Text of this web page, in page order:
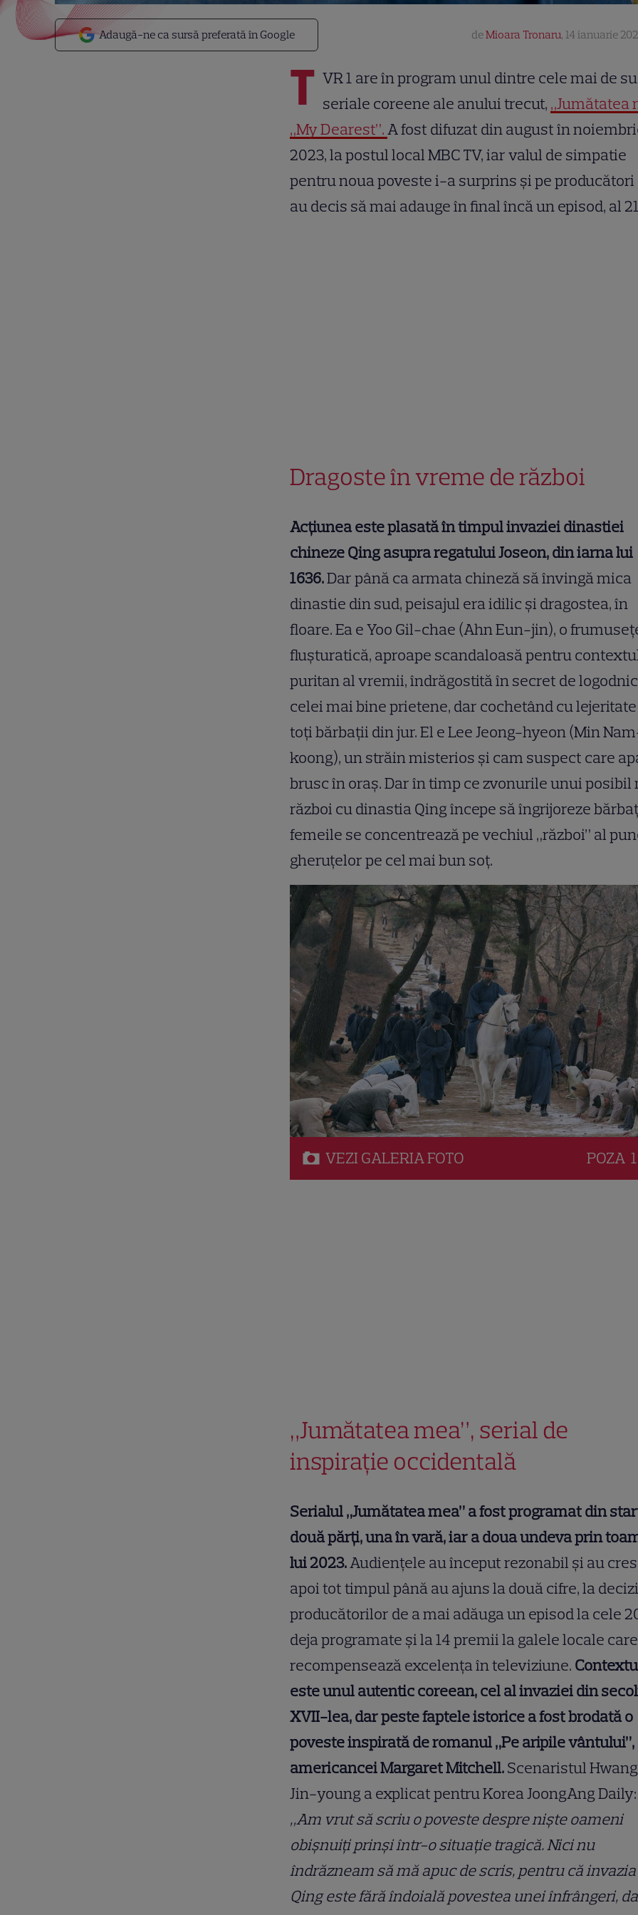
Adaugă-ne ca sursă preferată în Google deMioara Tronaru, 14 ianuarie
T VR 1 are în program unul dintre cele mai de
seriale coreene ale anului trecut, „Jumătatea
„My Dearest”.A fost difuzat din august în
2023, la postul local MBC TV, iar valul de simpatie
pentru noua poveste i-a surprins și pe producători
au decis să mai adauge în final încă un episod, al
Dragoste în vreme de război
Acțiunea este plasată în timpul invaziei dinastiei
chineze Qing asupra regatului Joseon, din iarna lui
1636.Dar până ca armata chineză să învingă mica
dinastie din sud, peisajul era idilic și dragostea, în
floare. Ea e Yoo Gil-chae (Ahn Eun-jin), o
flușturatică, aproape scandaloasă pentru
puritan al vremii, îndrăgostită în secret de
celei mai bine prietene, dar cochetând cu
toți bărbații din jur. El e Lee Jeong-hyeon (Min
koong), un străin misterios și cam suspect care
brusc în oraș. Dar în timp ce zvonurile unui posibil
război cu dinastia Qing începe să îngrijoreze
femeile se concentrează pe vechiul „război” al
gheruțelor pe cel mai bun soț.
VEZI GALERIAFOTO POZA
„Jumătatea mea”, serial de
inspirație occidentală
Serialul „Jumătatea mea” a fost programat din
două părți, una în vară, iar a doua undeva prin
lui 2023.Audiențele au început rezonabil și au
apoi tot timpul până au ajuns la două cifre, la
producătorilor de a mai adăuga un episod la cele
deja programate și la 14 premii la galele locale care
recompensează excelența în televiziune.
este unul autentic coreean, cel al invaziei din
XVII-lea, dar peste faptele istorice a fost brodată o
poveste inspirată de romanul „Pe aripile vântului”,
americancei Margaret Mitchell.Scenaristul Hwang
Jin-young a explicat pentru Korea JoongAng Daily:
„Am vrut să scriu o poveste despre niște oameni
obișnuiți prinși într-o situație tragică. Nici nu
îndrăzneam să mă apuc de scris, pentru că invazia
Qing este fără îndoială povestea unei înfrângeri,